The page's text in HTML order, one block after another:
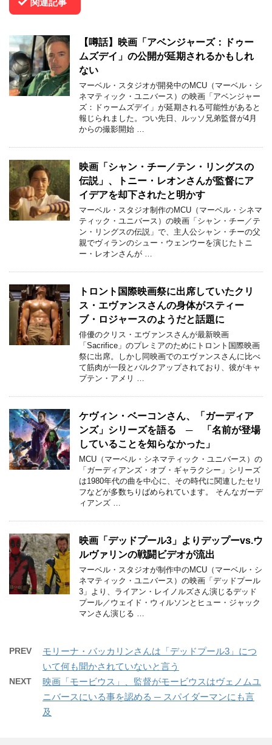
関連記事
【噂話】映画「アベンジャーズ：ドゥー
ムズデイ」の公開が延期されるかもしれ
ない
マーベル・スタジオが開発中のMCU（マーベル・シ
ネマティック・ユニバース）の映画「アベンジャー
ズ：ドゥームズデイ」が延期される可能性があると
報じられました。つい先日、ルッソ兄弟監督が4月
からの撮影開始 …
映画「シャン・チー／テン・リングスの
伝説」、トニー・レオンさんが監督にア
イデアを却下されたと明かす
マーベル・スタジオ制作のMCU（マーベル・シネマ
ティック・ユニバース）の映画「シャン・チー／テ
ン・リングスの伝説」で、主人公シャン・チーの父
親でヴィランのシュー・ウェンウーを演じたトニ
ー・レオンさんが …
トロント国際映画祭に出席していたクリ
ス・エヴァンスさんの身体がスティー
ブ・ロジャースのようだと話題に
俳優のクリス・エヴァンスさんが最新映画
「Sacrifice」のプレミアのためにトロント国際映画
祭に出席。しかし同映画でのエヴァンスさんに比べ
て筋肉が一段とバルクアップされており、彼がキャ
プテン・アメリ …
ケヴィン・ベーコンさん、「ガーディア
ンズ」シリーズを語る ─ 「名前が登場
していることを知らなかった」
MCU（マーベル・シネマティック・ユニバース）の
「ガーディアンズ・オブ・ギャラクシー」シリーズ
は1980年代の曲を中心に、その時代に関連したセリ
フなどが多数ちりばめられています。 そんなガーデ
ィアンズ …
映画「デッドプール3」よりデップーvs.ウ
ルヴァリンの戦闘ビデオが流出
マーベル・スタジオが制作中のMCU（マーベル・シ
ネマティック・ユニバース）の映画「デッドプール
3」より、ライアン・レイノルズさん演じるデッド
プール／ウェイド・ウィルソンとヒュー・ジャック
マンさん演じる …
PREV
モリーナ・バッカリンさんは「デッドプール3」につ
いて何も聞かされていないと言う
NEXT
映画「モービウス」、監督がモービウスはヴェノムユ
ニバースにいる事を認める ─ スパイダーマンにも言
及